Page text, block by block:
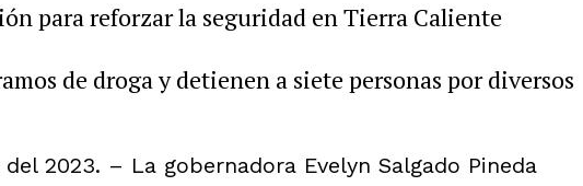
para reforzar la seguridad en Tierra Caliente
de droga y detienen a siete personas por diversos
2023. – La gobernadora Evelyn Salgado Pineda